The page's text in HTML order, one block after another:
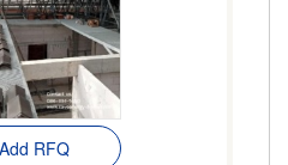
Add RFQ